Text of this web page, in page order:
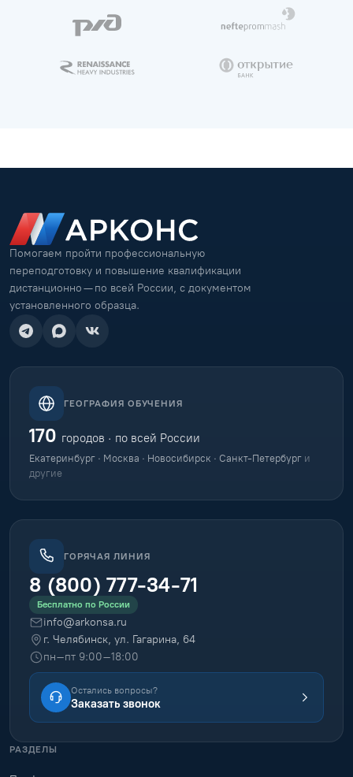
Помогаем пройти профессиональную
переподготовку и повышение квалификации
дистанционно — по всей России, с документом
установленного образца.
ГЕОГРАФИЯ ОБУЧЕНИЯ
170 городов · по всей России
Екатеринбург · Москва · Новосибирск · Санкт-Петербург и
другие
ГОРЯЧАЯ ЛИНИЯ
8 (800) 777-34-71
Бесплатно по России
info@arkonsa.ru
г. Челябинск, ул. Гагарина, 64
пн–пт 9:00–18:00
Остались вопросы?
Заказать звонок
РАЗДЕЛЫ